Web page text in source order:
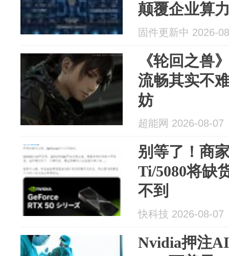
颠覆企业算
固件更新中 2026-
《轮回之兽
流畅其实不
妨
超能网 2026-08-07
别等了！商
Ti/5080将缺
不到
快科技 2026-08-07
Nvidia押注